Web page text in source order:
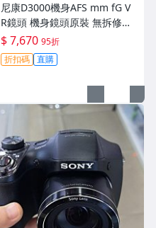
尼康D3000機身AFS mm fG V
R鏡頭 機身鏡頭原裝 無拆修無
翻新 有輕微使用痕跡 鏡頭-34
30
$ 7,670 95折
折扣碼 直購